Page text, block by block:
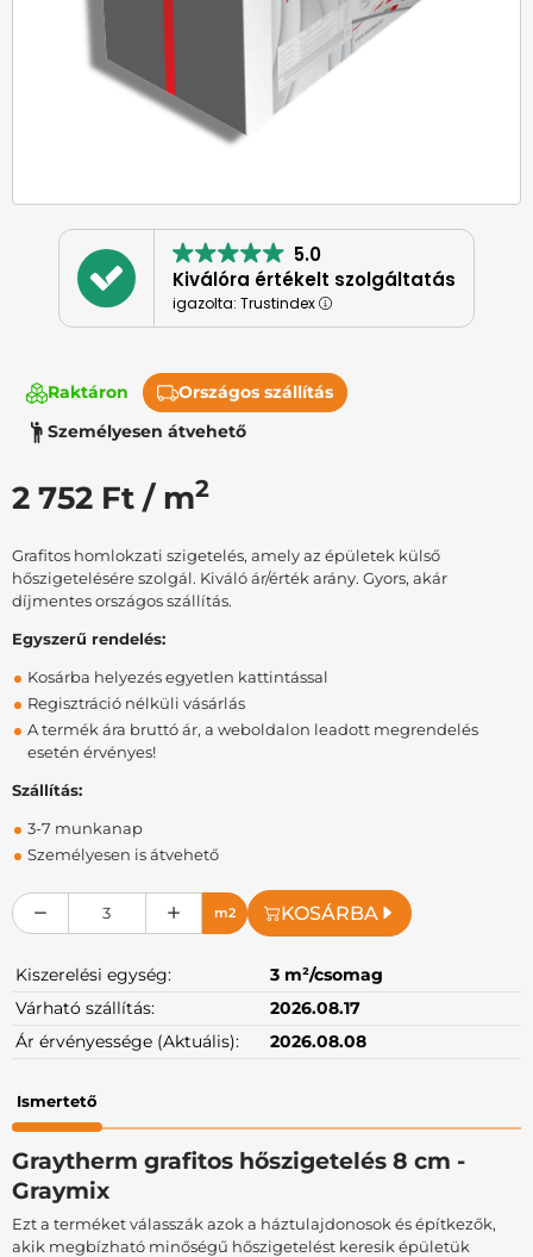
5.0
Kiválóra értékelt szolgáltatás
igazolta: Trustindex
Raktáron
Országos szállítás
Személyesen átvehető
2 752 Ft / m2
Grafitos homlokzati szigetelés, amely az épületek külső
hőszigetelésére szolgál. Kiváló ár/érték arány. Gyors, akár
díjmentes országos szállítás.
Egyszerű rendelés:
Kosárba helyezés egyetlen kattintással
Regisztráció nélküli vásárlás
A termék ára bruttó ár, a weboldalon leadott megrendelés
esetén érvényes!
Szállítás:
3-7 munkanap
Személyesen is átvehető
m2 KOSÁRBA
Kiszerelési egység:
3 m²/csomag
Várható szállítás:
2026.08.17
Ár érvényessége (Aktuális):
2026.08.08
Ismertető
Graytherm grafitos hőszigetelés 8 cm -
Graymix
Ezt a terméket válasszák azok a háztulajdonosok és építkezők,
akik megbízható minőségű hőszigetelést keresik épületük